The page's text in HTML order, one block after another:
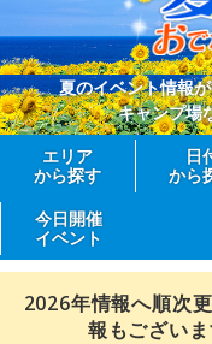
夏のイベント情報
キャンプ場
エリア
から探す
日
から
今日開催
イベント
2026年情報へ順次
報もございま